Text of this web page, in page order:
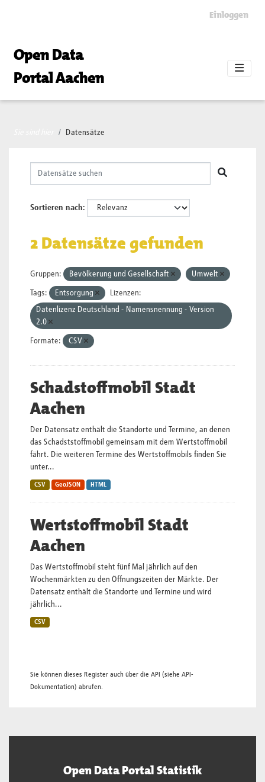
Einloggen
Open Data
Portal Aachen
Datensätze
Sortieren nach
2 Datensätze gefunden
Gruppen: Bevölkerung und Gesellschaft Umwelt
Tags: Entsorgung
Lizenzen:
Datenlizenz Deutschland - Namensnennung - Version
2.0
Formate: CSV
Schadstoffmobil Stadt
Aachen
Der Datensatz enthält die Standorte und Termine, an denen
das Schadststoffmobil gemeinsam mit dem Wertstoffmobil
fährt. Die weiteren Termine des Wertstoffmobils finden Sie
unter...
CSV GeoJSON HTML
Wertstoffmobil Stadt
Aachen
Das Wertstoffmobil steht fünf Mal jährlich auf den
Wochenmärkten zu den Öffnungszeiten der Märkte. Der
Datensatz enthält die Standorte und Termine und wird
jährlich...
CSV
Sie können dieses Register auch über die API (siehe API-
Dokumentation) abrufen.
Open Data Portal Statistik